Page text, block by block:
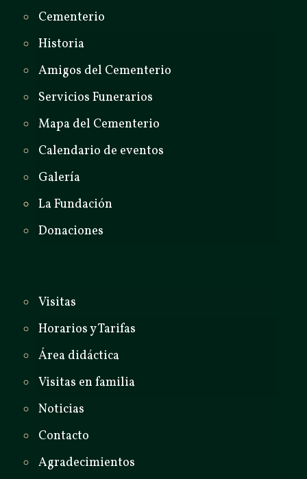
Cementerio
Historia
Amigos del Cementerio
Servicios Funerarios
Mapa del Cementerio
Calendario de eventos
Galería
La Fundación
Donaciones
Visitas
Horarios y Tarifas
Área didáctica
Visitas en familia
Noticias
Contacto
Agradecimientos